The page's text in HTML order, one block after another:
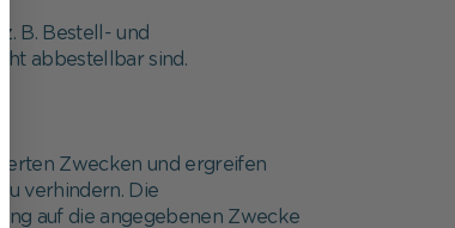
B. Bestell- und
abbestellbar sind.
Zwecken und ergreifen
verhindern. Die
auf die angegebenen Zwecke